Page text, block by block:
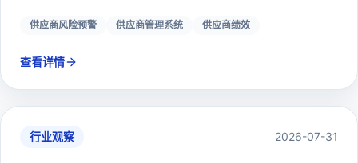
供应商风险预警 供应商管理系统 供应商绩效
查看详情
行业观察 2026-07-31